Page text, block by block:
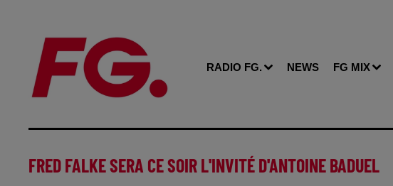
RADIO FG. NEWS FG MIX
FRED FALKE SERA CE SOIR L'INVITÉ D'ANTOINE BADUEL